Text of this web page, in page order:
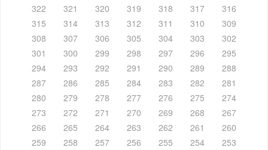
322
321 320 319 318 317
316
315
314 313 312 311 310
309
308
307 306 305 304 303
302
301
300 299 298 297 296
295
294
293 292 291 290 289
288
287
286 285 284 283 282
281
280
279 278 277 276 275
274
273
272 271 270 269 268
267
266
265 264 263 262 261
260
259
258 257 256 255 254
253